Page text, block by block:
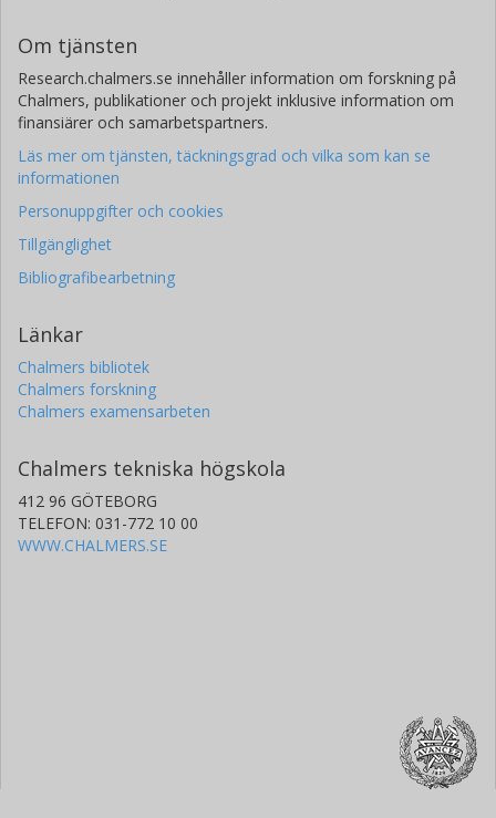
Om tjänsten
Research.chalmers.se innehåller information om forskning på
Chalmers, publikationer och projekt inklusive information om
finansiärer och samarbetspartners.
Läs mer om tjänsten, täckningsgrad och vilka som kan se
informationen
Personuppgifter och cookies
Tillgänglighet
Bibliografibearbetning
Länkar
Chalmers bibliotek
Chalmers forskning
Chalmers examensarbeten
Chalmers tekniska högskola
412 96 GÖTEBORG
TELEFON: 031-772 10 00
WWW.CHALMERS.SE